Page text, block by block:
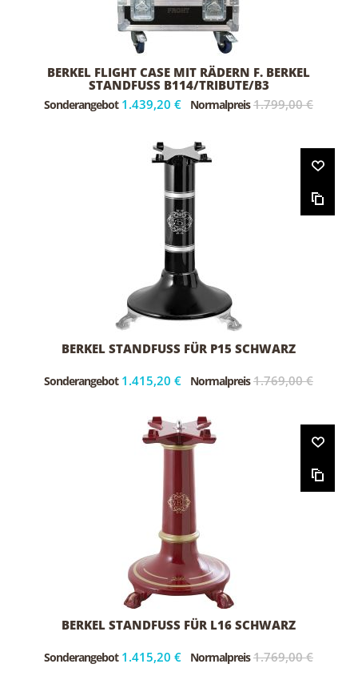
BERKEL FLIGHT CASE MIT RÄDERN F. BERKEL
STANDFUSS B114/TRIBUTE/B3
Sonderangebot 1.439,20 € Normalpreis 1.799,00 €
BERKEL STANDFUSS FÜR P15 SCHWARZ
Sonderangebot 1.415,20 € Normalpreis 1.769,00 €
BERKEL STANDFUSS FÜR L16 SCHWARZ
Sonderangebot 1.415,20 € Normalpreis 1.769,00 €